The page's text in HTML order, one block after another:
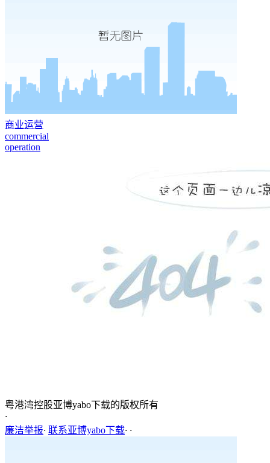
商业运营
commercial
operation
粤港湾控股亚博yabo下载的版权所有
·
廉洁举报· 联系亚博yabo下载· ·